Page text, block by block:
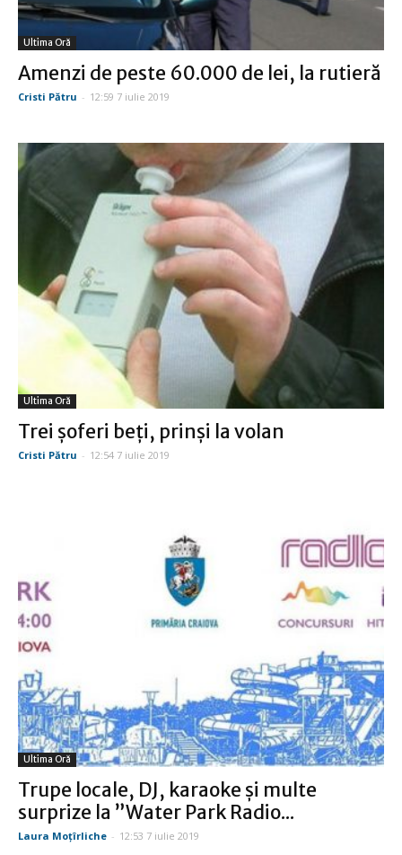
Ultima Oră
Amenzi de peste 60.000 de lei, la rutieră
Cristi Pătru - 12:59 7 iulie 2019
Ultima Oră
Trei şoferi beţi, prinşi la volan
Cristi Pătru - 12:54 7 iulie 2019
Ultima Oră
Trupe locale, DJ, karaoke și multe
surprize la ”Water Park Radio...
Laura Moţîrliche - 12:53 7 iulie 2019